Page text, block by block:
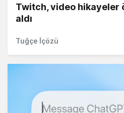
Twitch, video hikayeler
aldı
Tuğçe İçözü